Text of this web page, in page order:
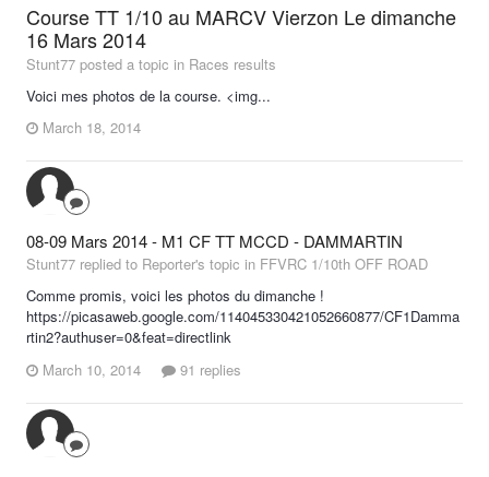
Course TT 1/10 au MARCV Vierzon Le dimanche
16 Mars 2014
Stunt77 posted a topic in Races results
Voici mes photos de la course. <img...
March 18, 2014
08-09 Mars 2014 - M1 CF TT MCCD - DAMMARTIN
Stunt77 replied to Reporter's topic in FFVRC 1/10th OFF ROAD
Comme promis, voici les photos du dimanche !
https://picasaweb.google.com/114045330421052660877/CF1Damma
rtin2?authuser=0&feat=directlink
March 10, 2014
91 replies